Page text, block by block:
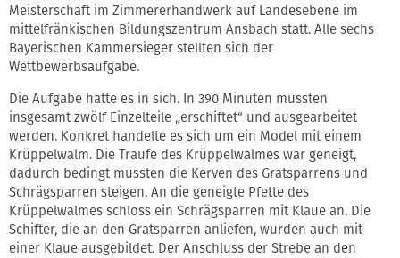
Meisterschaft im Zimmererhandwerk auf Landesebene im
mittelfränkischen Bildungszentrum Ansbach statt. Alle sechs
Bayerischen Kammersieger stellten sich der
Wettbewerbsaufgabe.
Die Aufgabe hatte es in sich. In 390 Minuten mussten
insgesamt zwölf Einzelteile „erschiftet“ und ausgearbeitet
werden. Konkret handelte es sich um ein Model mit einem
Krüppelwalm. Die Traufe des Krüppelwalmes war geneigt,
dadurch bedingt mussten die Kerven des Gratsparrens und
Schrägsparren steigen. An die geneigte Pfette des
Krüppelwalmes schloss ein Schrägsparren mit Klaue an. Die
Schifter, die an den Gratsparren anliefen, wurden auch mit
einer Klaue ausgebildet. Der Anschluss der Strebe an den